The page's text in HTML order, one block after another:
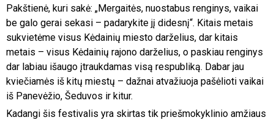
Pakštienė, kuri sakė: „Mergaitės, nuostabus renginys, vaikai
be galo gerai sekasi – padarykite jį didesnį“. Kitais metais
sukvietėme visus Kėdainių miesto darželius, dar kitais
metais – visus Kėdainių rajono darželius, o paskiau renginys
dar labiau išaugo įtraukdamas visą respubliką. Dabar jau
kviečiamės iš kitų miestų – dažnai atvažiuoja pašėlioti vaikai
iš Panevėžio, Šeduvos ir kitur.
Kadangi šis festivalis yra skirtas tik priešmokyklinio amžiaus